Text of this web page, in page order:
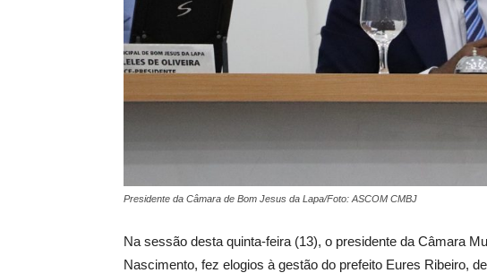
Presidente da Câmara de Bom Jesus da Lapa/Foto: ASCOM CMBJ
Na sessão desta quinta-feira (13), o presidente da Câmara
Nascimento, fez elogios à gestão do prefeito Eures Ribeiro,